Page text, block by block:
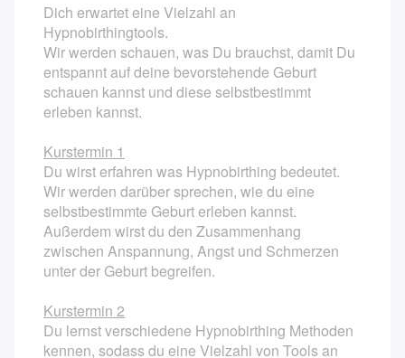
Yoga in der Schwangerschaft
Geburtsvorbereitung
Geburtsvorbereitung ab dem 2. Kind
Wochenendpaarkurs Geburtsvorbereitung
Hypnobirthing Kompaktkurs
Säuglingspflegekurs
Kindernotfallkurs / Erste-Hilfe am Kind
Rückbildungsgymnastik am Vormittag
Dich erwartet eine Vielzahl an
Hypnobirthingtools.
Wir werden schauen, was Du brauchst, damit Du
entspannt auf deine bevorstehende Geburt
schauen kannst und diese selbstbestimmt
erleben kannst.
Kurstermin 1
Du wirst erfahren was Hypnobirthing bedeutet.
Wir werden darüber sprechen, wie du eine
selbstbestimmte Geburt erleben kannst.
Außerdem wirst du den Zusammenhang
zwischen Anspannung, Angst und Schmerzen
unter der Geburt begreifen.
Kurstermin 2
Du lernst verschiedene Hypnobirthing Methoden
kennen, sodass du eine Vielzahl von Tools an